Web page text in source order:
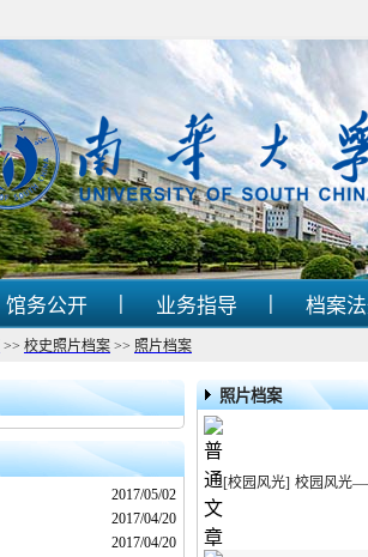
馆务公开 | 业务指导 | 档案
>> 校史照片档案 >> 照片档案
2017/05/02
2017/04/20
2017/04/20
照片档案
[校园风光] 校园风光